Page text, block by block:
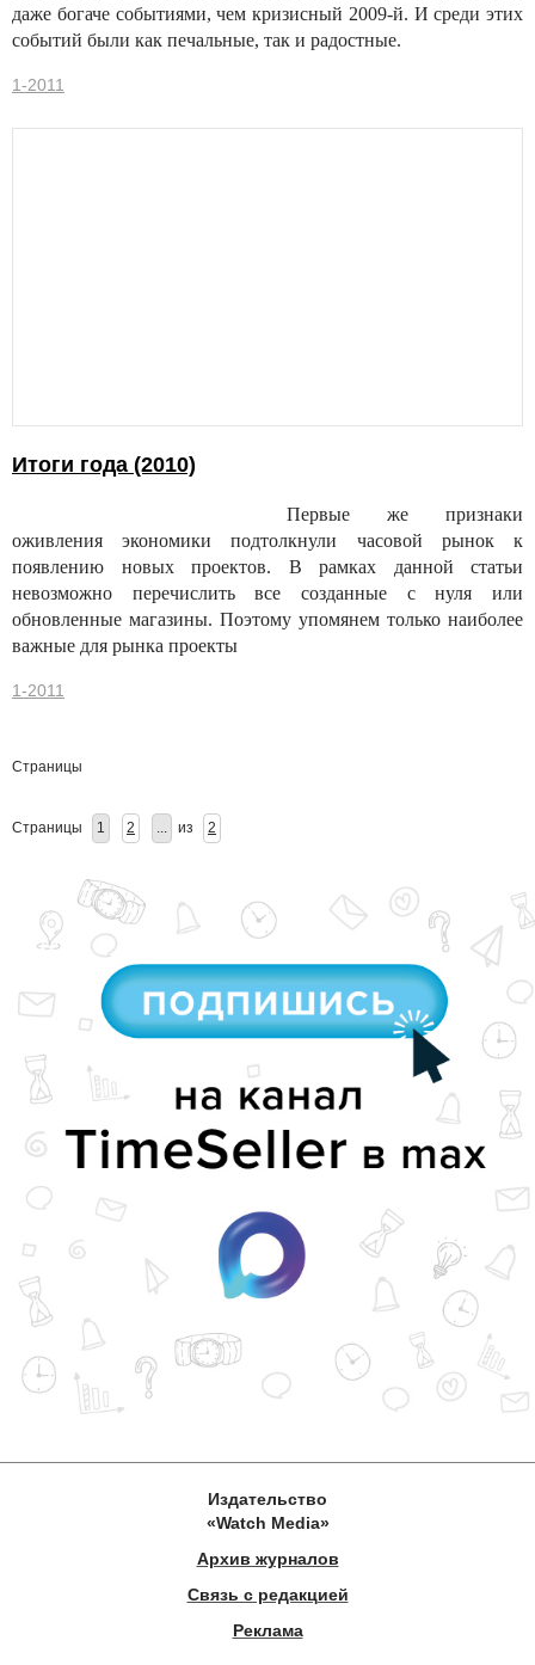
даже богаче событиями, чем кризисный 2009-й. И среди этих
событий были как печальные, так и радостные.
1-2011
Итоги года (2010)
Первые же признаки
оживления экономики подтолкнули часовой рынок к
появлению новых проектов. В рамках данной статьи
невозможно перечислить все созданные с нуля или
обновленные магазины. Поэтому упомянем только наиболее
важные для рынка проекты
1-2011
Страницы
Страницы 1 2 ... из 2
Издательство
«Watch Media»
Архив журналов
Связь с редакцией
Реклама